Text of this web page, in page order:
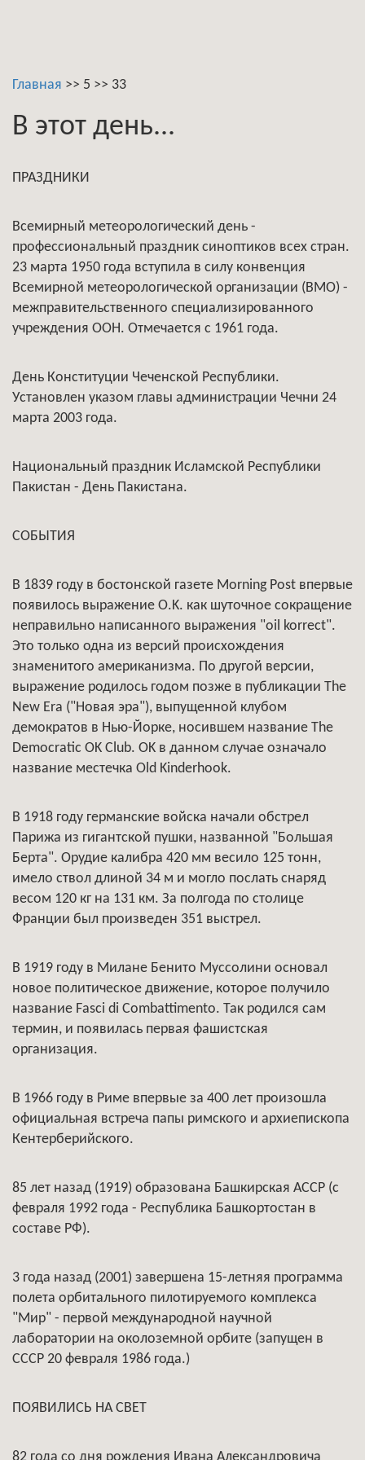
Главная >> 5 >> 33
В этот день...
ПРАЗДНИКИ
Всемирный метеорологический день -
профессиональный праздник синоптиков всех стран.
23 марта 1950 года вступила в силу конвенция
Всемирной метеорологической организации (ВМО) -
межправительственного специализированного
учреждения ООН. Отмечается с 1961 года.
День Конституции Чеченской Республики.
Установлен указом главы администрации Чечни 24
марта 2003 года.
Национальный праздник Исламской Республики
Пакистан - День Пакистана.
СОБЫТИЯ
В 1839 году в бостонской газете Morning Post впервые
появилось выражение O.K. как шуточное сокращение
неправильно написанного выражения "oil korrect".
Это только одна из версий происхождения
знаменитого американизма. По другой версии,
выражение родилось годом позже в публикации The
New Era ("Новая эра"), выпущенной клубом
демократов в Нью-Йорке, носившем название The
Democratic OK Club. OK в данном случае означало
название местечка Old Kinderhook.
В 1918 году германские войска начали обстрел
Парижа из гигантской пушки, названной "Большая
Берта". Орудие калибра 420 мм весило 125 тонн,
имело ствол длиной 34 м и могло послать снаряд
весом 120 кг на 131 км. За полгода по столице
Франции был произведен 351 выстрел.
В 1919 году в Милане Бенито Муссолини основал
новое политическое движение, которое получило
название Fasci di Combattimento. Так родился сам
термин, и появилась первая фашистская
организация.
В 1966 году в Риме впервые за 400 лет произошла
официальная встреча папы римского и архиепископа
Кентерберийского.
85 лет назад (1919) образована Башкирская АССР (с
февраля 1992 года - Республика Башкортостан в
составе РФ).
3 года назад (2001) завершена 15-летняя программа
полета орбитального пилотируемого комплекса
"Мир" - первой международной научной
лаборатории на околоземной орбите (запущен в
СССР 20 февраля 1986 года.)
ПОЯВИЛИСЬ НА СВЕТ